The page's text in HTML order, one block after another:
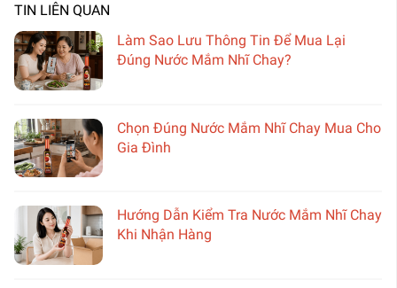
TIN LIÊN QUAN
Làm Sao Lưu Thông Tin Để Mua Lại
Đúng Nước Mắm Nhĩ Chay?
Chọn Đúng Nước Mắm Nhĩ Chay Mua Cho
Gia Đình
Hướng Dẫn Kiểm Tra Nước Mắm Nhĩ Chay
Khi Nhận Hàng